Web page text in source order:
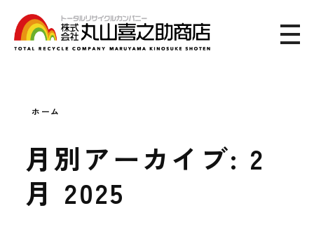
ホーム
月別アーカイブ: 2
月 2025